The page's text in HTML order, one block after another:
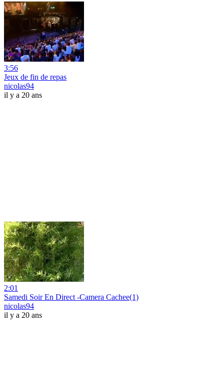
3:56
Jeux de fin de repas
nicolas94
il y a 20 ans
2:01
Samedi Soir En Direct -Camera Cachee(1)
nicolas94
il y a 20 ans